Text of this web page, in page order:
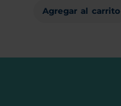
Agregar al carrito